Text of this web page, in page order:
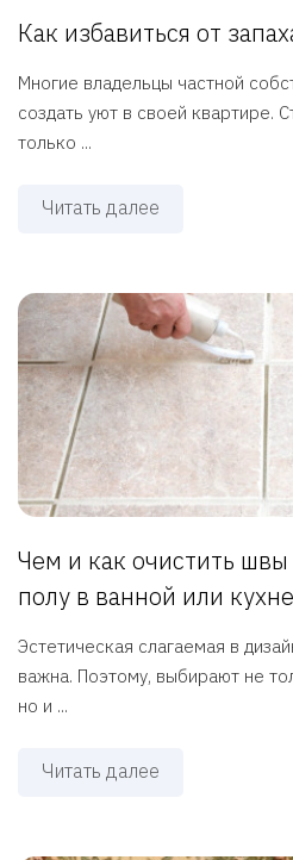
Как избавиться от
Многие владельцы частной
создать уют в своей квартире.
только ...
Читать далее
Чем и как очистить
полу в ванной или кухне
Эстетическая слагаемая в
важна. Поэтому, выбирают не
но и ...
Читать далее